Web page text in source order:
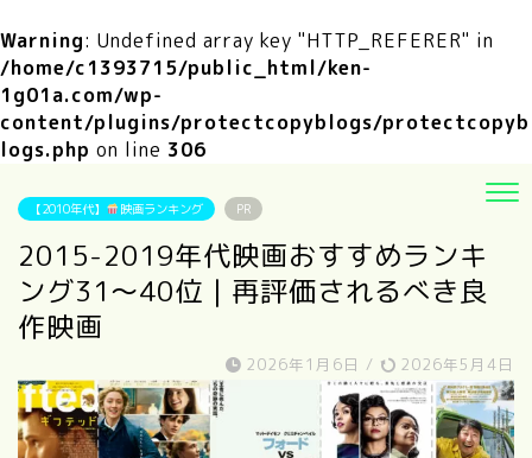
Warning: Undefined array key "HTTP_REFERER" in
/home/c1393715/public_html/ken-
1g01a.com/wp-
content/plugins/protectcopyblogs/protectcopyb
logs.php on line 306
【2010年代】 映画ランキング PR
2015-2019年代映画おすすめランキ
ング31～40位｜再評価されるべき良
作映画
2026年1月6日 / 2026年5月4日